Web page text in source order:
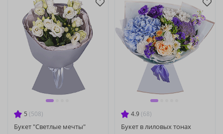
5 (508)
Букет "Светлые мечты"
4.9 (68)
Букет в лиловых тонах